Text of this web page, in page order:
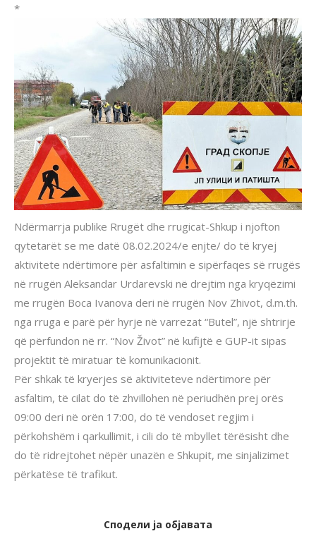
*
Ndërmarrja publike Rrugët dhe rrugicat-Shkup i njofton
qytetarët se me datë 08.02.2024/e enjte/ do të kryej
aktivitete ndërtimore për asfaltimin e sipërfaqes së rrugës
në rrugën Aleksandar Urdarevski në drejtim nga kryqëzimi
me rrugën Boca Ivanova deri në rrugën Nov Zhivot, d.m.th.
nga rruga e parë për hyrje në varrezat “Butel”, një shtrirje
që përfundon në rr. “Nov Život” në kufijtë e GUP-it sipas
projektit të miratuar të komunikacionit.
Për shkak të kryerjes së aktiviteteve ndërtimore për
asfaltim, të cilat do të zhvillohen në periudhën prej orës
09:00 deri në orën 17:00, do të vendoset regjim i
përkohshëm i qarkullimit, i cili do të mbyllet tërësisht dhe
do të ridrejtohet nëpër unazën e Shkupit, me sinjalizimet
përkatëse të trafikut.
Сподели ја објавата